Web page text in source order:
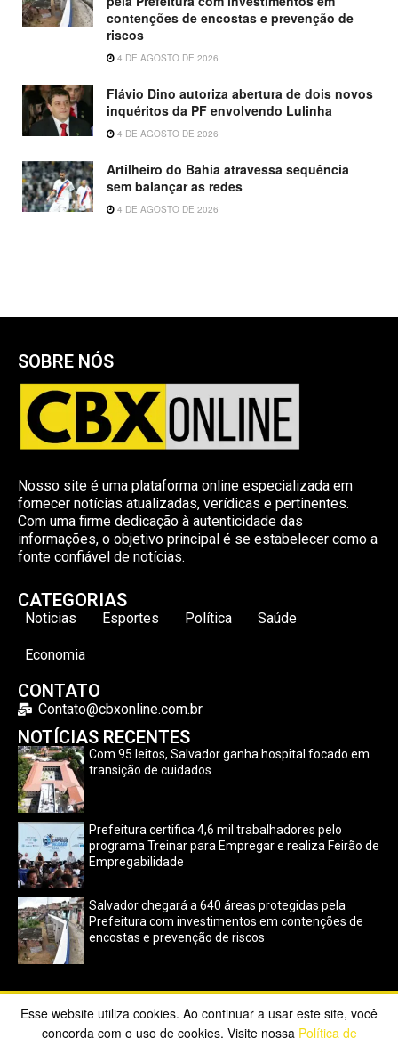
contenções de encostas e prevenção de
riscos
4 DE AGOSTO DE 2026
Flávio Dino autoriza abertura de dois novos
inquéritos da PF envolvendo Lulinha
4 DE AGOSTO DE 2026
Artilheiro do Bahia atravessa sequência
sem balançar as redes
4 DE AGOSTO DE 2026
SOBRE NÓS
Nosso site é uma plataforma online especializada em
fornecer notícias atualizadas, verídicas e pertinentes.
Com uma firme dedicação à autenticidade das
informações, o objetivo principal é se estabelecer como a
fonte confiável de notícias.
CATEGORIAS
Noticias Esportes Política Saúde
Economia
CONTATO
Contato@cbxonline.com.br
NOTÍCIAS RECENTES
Com 95 leitos, Salvador ganha hospital focado em
transição de cuidados
Prefeitura certifica 4,6 mil trabalhadores pelo
programa Treinar para Empregar e realiza Feirão de
Empregabilidade
Salvador chegará a 640 áreas protegidas pela
Prefeitura com investimentos em contenções de
encostas e prevenção de riscos
Copyright ©2023 CBX Online. Todos os direitos reservados |
Esse website utiliza cookies. Ao continuar a usar este site, você
concorda com o uso de cookies. Visite nossa Política de